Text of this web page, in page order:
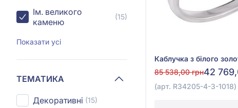
Ім. великого
каменю
(15)
Показати усі
ТЕМАТИКА
Декоративні (15)
85 538,00 грн42
(арт. R34205-4-3-1018)